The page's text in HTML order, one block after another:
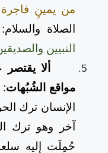
من يمينٍ
الصلاة
النبيين
ألا يقتصر
مواقع الشُبُهات:
الإنسان ترك
آخر وهو ترك
حُمِلَت إليه